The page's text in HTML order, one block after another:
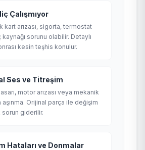
Çalışmıyor
kart arızası, sigorta, termostat
sorunu olabilir. Detaylı
kesin teşhis konulur.
Ses ve Titreşim
motor arızası veya mekanik
aşınma. Orijinal parça ile değişim
sorun giderilir.
Hataları ve Donmalar